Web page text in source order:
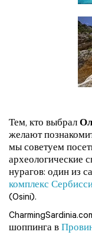
Тем, кто выбрал
желают
мы советуем
археологические
нурагов: один из
комплекс
(Osini).
шоппинга в